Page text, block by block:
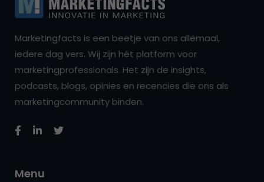
Marketingfacts is een beetje van ons allemaal,
iedere dag vers. Wij zijn hét platform voor
marketingprofessionals. Het zijn de insights,
podcasts, blogs, opinies en recencies die ons als
marketingcommunity binden.
Menu